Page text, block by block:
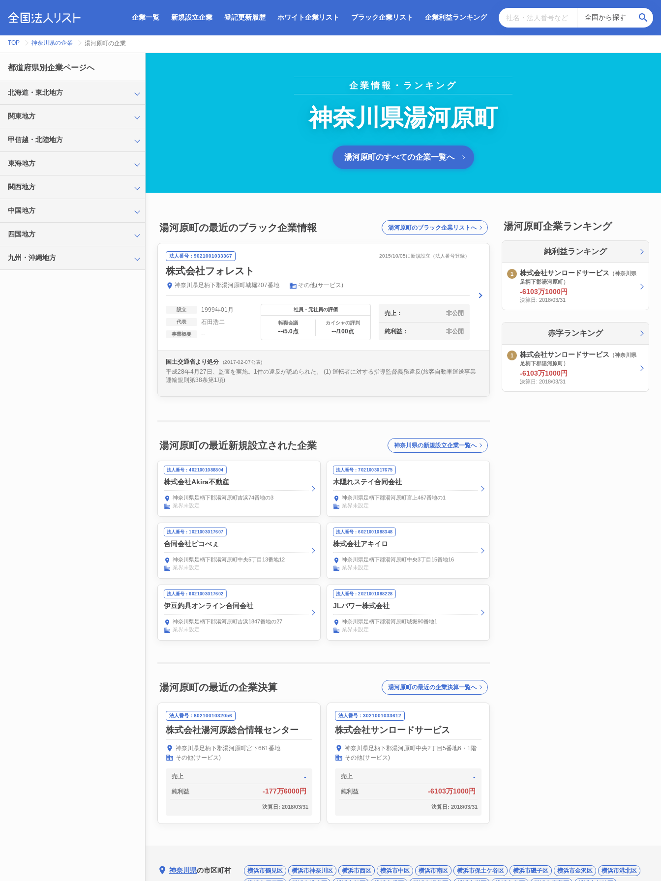
企業一覧 新規設立企業 登記更新履歴 ホワイト企業リスト ブラック企業リスト 企業利益ランキング
TOP 神奈川県の企業 湯河原町の企業
都道府県別企業ページへ
北海道・東北地方
関東地方
甲信越・北陸地方
東海地方
関西地方
中国地方
四国地方
九州・沖縄地方
企業情報・ランキング
神奈川県湯河原町
湯河原町のすべての企業一覧へ
湯河原町の最近のブラック企業情報 湯河原町のブラック企業リストへ
法人番号：9021001033367 2015/10/05に新規設立（法人番号登録）
株式会社フォレスト
神奈川県足柄下郡湯河原町城堀207番地 その他(サービス)
設立 1999年01月
代表 石田浩二
事業概要 --
社員・元社員の評価
転職会議
--/5.0点
カイシャの評判
--/100点
売上： 非公開
純利益： 非公開
国土交通省より処分 (2017-02-07公表)
平成28年4月27日、監査を実施。1件の違反が認められた。 (1) 運転者に対する指導監督義務違反(旅客自動車運送事業
運輸規則第38条第1項)
湯河原町の最近新規設立された企業 神奈川県の新規設立企業一覧へ
法人番号：4021001088804
株式会社Akira不動産
神奈川県足柄下郡湯河原町吉浜74番地の3
業界未設定
法人番号：7021003017675
木隠れステイ合同会社
神奈川県足柄下郡湯河原町宮上467番地の1
業界未設定
法人番号：1021003017607
合同会社ピコべぇ
神奈川県足柄下郡湯河原町中央5丁目13番地12
業界未設定
法人番号：6021001088348
株式会社アキイロ
神奈川県足柄下郡湯河原町中央3丁目15番地16
業界未設定
法人番号：6021003017602
伊豆釣具オンライン合同会社
神奈川県足柄下郡湯河原町吉浜1847番地の27
業界未設定
法人番号：2021001088228
JLパワー株式会社
神奈川県足柄下郡湯河原町城堀90番地1
業界未設定
湯河原町の最近の企業決算 湯河原町の最近の企業決算一覧へ
法人番号：8021001032056
株式会社湯河原総合情報センター
神奈川県足柄下郡湯河原町宮下661番地
その他(サービス)
売上 -
純利益 -177万6000円
決算日: 2018/03/31
法人番号：3021001033612
株式会社サンロードサービス
神奈川県足柄下郡湯河原町中央2丁目5番地6・1階
その他(サービス)
売上 -
純利益 -6103万1000円
決算日: 2018/03/31
湯河原町企業ランキング
純利益ランキング
株式会社サンロードサービス （神奈川県
足柄下郡湯河原町）
-6103万1000円
決算日: 2018/03/31
赤字ランキング
株式会社サンロードサービス （神奈川県
足柄下郡湯河原町）
-6103万1000円
決算日: 2018/03/31
神奈川県の市区町村 横浜市鶴見区 横浜市神奈川区 横浜市西区 横浜市中区 横浜市南区 横浜市保土ケ谷区 横浜市磯子区 横浜市金沢区
横浜市港北区